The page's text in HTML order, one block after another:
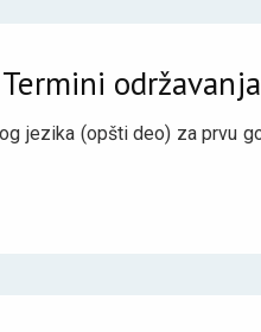
jezika (opšti deo) za prvu